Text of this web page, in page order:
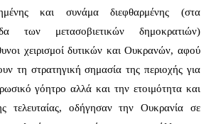
και συνάμα διεφθαρμένης (στα
των μετασοβιετικών δημοκρατιών)
χειρισμοί δυτικών και Ουκρανών, αφού
τη στρατηγική σημασία της περιοχής για
γόητρο αλλά και την ετοιμότητα και
τελευταίας, οδήγησαν την Ουκρανία σε